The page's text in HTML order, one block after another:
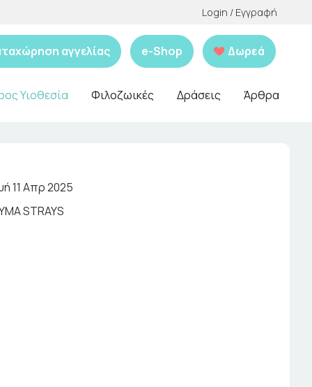
Login / Εγγραφή
αγγελίας e-Shop Δωρεά
Υιοθεσία Φιλοζωικές Δράσεις Άρθρα
11 Απρ 2025
STRAYS